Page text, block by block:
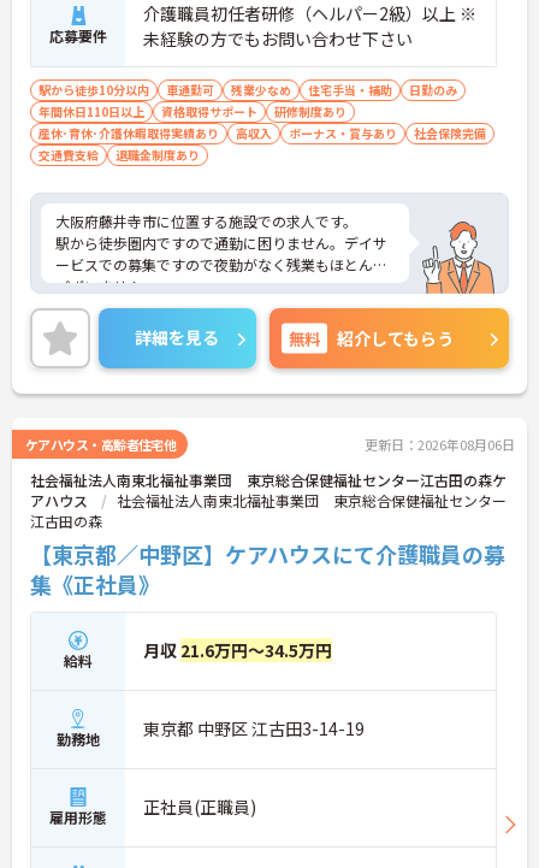
応募要件
介護職員初任者研修（ヘルパー2級）以上 ※
未経験の方でもお問い合わせ下さい
駅から徒歩10分以内 車通勤可 残業少なめ 住宅手当・補助
日勤のみ
年間休日110日以上
資格取得サポート
研修制度あり
産休･育休･介護休暇取得実績あり
高収入 ボーナス・賞与あり
社会保険完備
交通費支給
退職金制度あり
大阪府藤井寺市に位置する施設での求人です。
駅から徒歩圏内ですので通勤に困りません。デイサ
ービスでの募集ですので夜勤がなく残業もほとんど
ございません。
また、最上階に利用者様が利用できるバーを設置し
て1ヶ月に2回バーを開放したり、
利用者様がご自宅と近い環境で過ごしていただける
ように、お部屋を和の作りにしたりと
利用者様のために様々な工夫をされていらっしゃい
ご興味のある方はお気軽にお問い合わせ下さい。
詳細を見る 無料 紹介してもらう
ケアハウス・高齢者住宅他 更新日：2026年08月06日
社会福祉法人南東北福祉事業団 東京総合保健福祉センター江古田の森ケ
アハウス
社会福祉法人南東北福祉事業団 東京総合保健福祉センター
江古田の森
【東京都／中野区】ケアハウスにて介護職員の募
集《正社員》
給料 月収 21.6万円～34.5万円
勤務地 東京都 中野区 江古田3-14-19
雇用形態 正社員(正職員)